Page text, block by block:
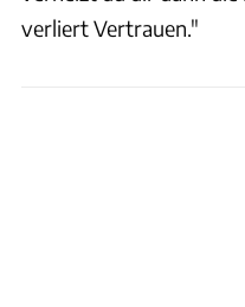
verliert Vertrauen."